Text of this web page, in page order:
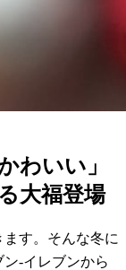
わいい」
大福登場
す。そんな冬に
-イレブンから